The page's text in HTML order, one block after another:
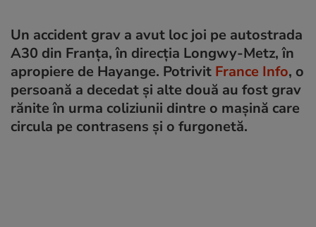
Un accident grav a avut loc joi pe autostrada
A30 din Franța, în direcția Longwy-Metz, în
apropiere de Hayange. Potrivit France Info, o
persoană a decedat și alte două au fost grav
rănite în urma coliziunii dintre o mașină care
circula pe contrasens și o furgonetă.